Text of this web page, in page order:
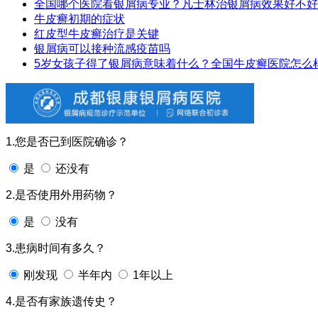
全国哪个医院看银屑病专业？凡士林治银屑病效果好不
牛皮癣初期的症状
红皮型牛皮癣治疗是关键
银屑病可以接种流感疫苗吗
5岁女孩子得了银屑病意味着什么？全国牛皮癣医院怎么
1.您是否已到医院确诊？
是 还没有
2.是否使用外用药物？
是 没有
3.患病时间有多久？
刚发现 半年内 1年以上
4.是否有家族遗传史？